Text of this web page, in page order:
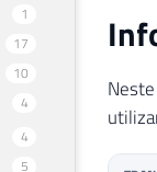
1
17
10
4
4
5